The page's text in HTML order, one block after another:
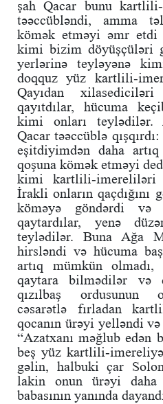
şah Qacar bunu
təəccübləndi, amma
kömək etməyi əmr etdi
kimi bizim döyüşçüləri
yerlərinə teyləyənə
doqquz yüz kartlili-
Qayıdan
qayıtdılar, hücuma
kimi onları teylədilər.
Qacar təəccüblə
eşitdiyimdən daha
qoşuna kömək etməyi
kimi kartlili-imereliləri
İrakli onların qaçdığını
köməyə göndərdi və
qaytardılar, yenə
teylədilər. Buna Ağa
hirsləndi və hücuma
artıq mümkün
qaytara bilmədilər və
qızılbaş ordusunun
cəsarətlə fırladan
qocanın ürəyi yelləndi və
“Azatxanı məğlub edən
beş yüz kartlili-
gəlin, halbuki çar
lakin onun ürəyi
babasının yanında